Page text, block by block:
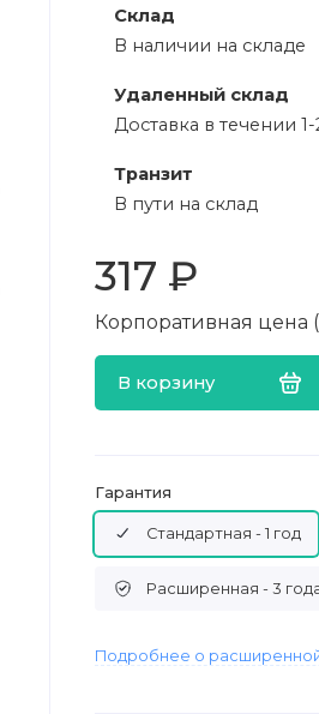
Склад
В наличии на складе
Удаленный склад
Доставка в течении
Транзит
В пути на склад
317 ₽
Корпоративная цена
В корзину
Гарантия
Стандартная - 1 год
Расширенная - 3
Подробнее о